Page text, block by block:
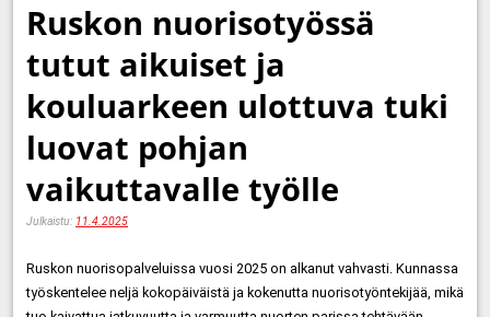
Ruskon nuorisotyössä
tutut aikuiset ja
kouluarkeen ulottuva tuki
luovat pohjan
vaikuttavalle työlle
Julkaistu: 11.4.2025
Ruskon nuorisopalveluissa vuosi 2025 on alkanut vahvasti. Kunnassa
työskentelee neljä kokopäiväistä ja kokenutta nuorisotyöntekijää, mikä